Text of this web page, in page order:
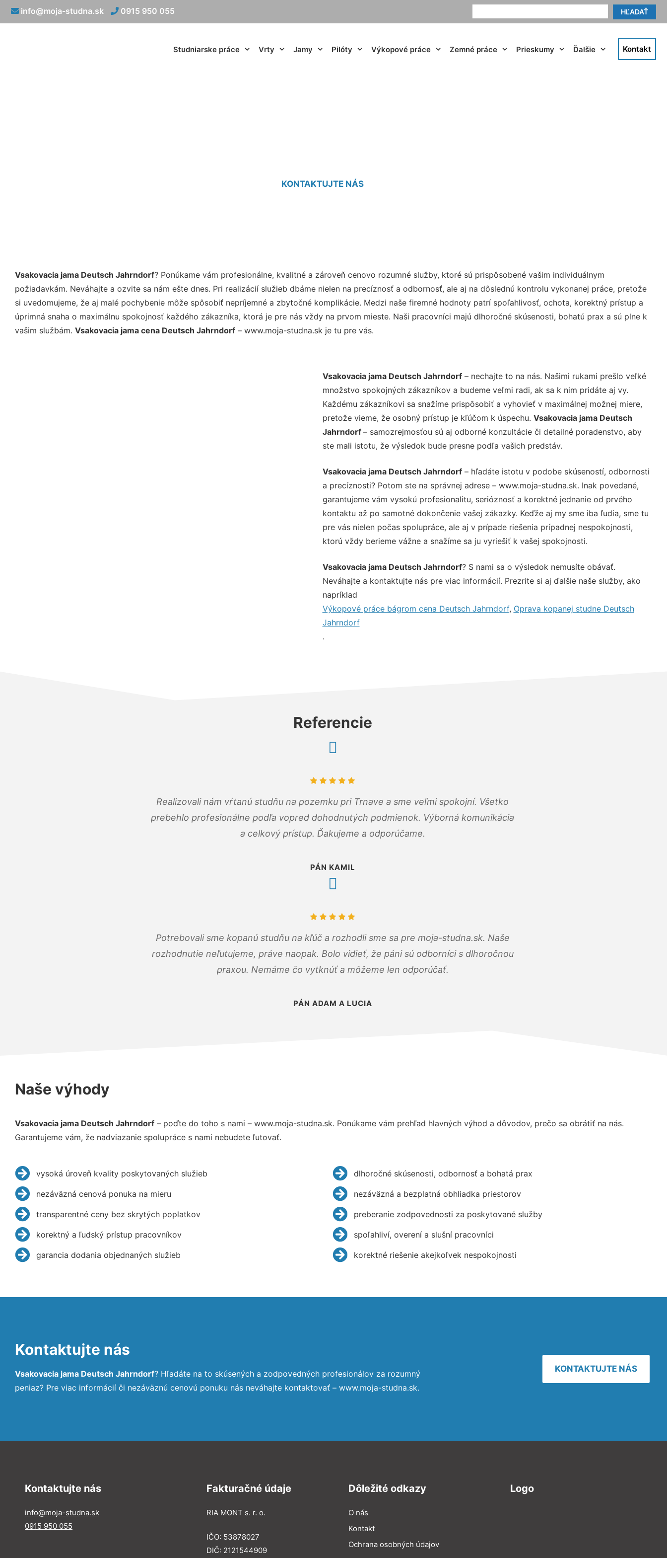
HĽADAŤ
info@moja-studna.sk 0915 950 055
Studniarske práce Vrty Jamy Pilóty Výkopové práce Zemné práce Prieskumy Ďalšie Kontakt
KONTAKTUJTE NÁS
Vsakovacia jama Deutsch Jahrndorf? Ponúkame vám profesionálne, kvalitné a zároveň cenovo rozumné služby, ktoré sú prispôsobené vašim individuálnym
požiadavkám. Neváhajte a ozvite sa nám ešte dnes. Pri realizácií služieb dbáme nielen na precíznosť a odbornosť, ale aj na dôslednú kontrolu vykonanej práce, pretože
si uvedomujeme, že aj malé pochybenie môže spôsobiť nepríjemné a zbytočné komplikácie. Medzi naše firemné hodnoty patrí spoľahlivosť, ochota, korektný prístup a
úprimná snaha o maximálnu spokojnosť každého zákazníka, ktorá je pre nás vždy na prvom mieste. Naši pracovníci majú dlhoročné skúsenosti, bohatú prax a sú plne k
vašim službám. Vsakovacia jama cena Deutsch Jahrndorf – www.moja-studna.sk je tu pre vás.
Vsakovacia jama Deutsch Jahrndorf– nechajte to na nás. Našimi rukami prešlo veľké
množstvo spokojných zákazníkov a budeme veľmi radi, ak sa k nim pridáte aj vy.
Každému zákazníkovi sa snažíme prispôsobiť a vyhovieť v maximálnej možnej miere,
pretože vieme, že osobný prístup je kľúčom k úspechu. Vsakovacia jama Deutsch
Jahrndorf – samozrejmosťou sú aj odborné konzultácie či detailné poradenstvo, aby
ste mali istotu, že výsledok bude presne podľa vašich predstáv.
Vsakovacia jama Deutsch Jahrndorf– hľadáte istotu v podobe skúseností, odbornosti
a precíznosti? Potom ste na správnej adrese – www.moja-studna.sk. Inak povedané,
garantujeme vám vysokú profesionalitu, serióznosť a korektné jednanie od prvého
kontaktu až po samotné dokončenie vašej zákazky. Keďže aj my sme iba ľudia, sme tu
pre vás nielen počas spolupráce, ale aj v prípade riešenia prípadnej nespokojnosti,
ktorú vždy berieme vážne a snažíme sa ju vyriešiť k vašej spokojnosti.
Vsakovacia jama Deutsch Jahrndorf? S nami sa o výsledok nemusíte obávať.
Neváhajte a kontaktujte nás pre viac informácií. Prezrite si aj ďalšie naše služby, ako
napríklad
Výkopové práce bágrom cena Deutsch Jahrndorf, Oprava kopanej studne Deutsch
Jahrndorf
.
Referencie
Realizovali nám vŕtanú studňu na pozemku pri Trnave a sme veľmi spokojní. Všetko
prebehlo profesionálne podľa vopred dohodnutých podmienok. Výborná komunikácia
a celkový prístup. Ďakujeme a odporúčame.
PÁN KAMIL
Potrebovali sme kopanú studňu na kľúč a rozhodli sme sa pre moja-studna.sk. Naše
rozhodnutie neľutujeme, práve naopak. Bolo vidieť, že páni sú odborníci s dlhoročnou
praxou. Nemáme čo vytknúť a môžeme len odporúčať.
PÁN ADAM A LUCIA
Naše výhody
Vsakovacia jama Deutsch Jahrndorf – poďte do toho s nami – www.moja-studna.sk. Ponúkame vám prehľad hlavných výhod a dôvodov, prečo sa obrátiť na nás.
Garantujeme vám, že nadviazanie spolupráce s nami nebudete ľutovať.
vysoká úroveň kvality poskytovaných služieb
nezáväzná cenová ponuka na mieru
transparentné ceny bez skrytých poplatkov
korektný a ľudský prístup pracovníkov
garancia dodania objednaných služieb
dlhoročné skúsenosti, odbornosť a bohatá prax
nezáväzná a bezplatná obhliadka priestorov
preberanie zodpovednosti za poskytované služby
spoľahliví, overení a slušní pracovníci
korektné riešenie akejkoľvek nespokojnosti
Kontaktujte nás
Vsakovacia jama Deutsch Jahrndorf? Hľadáte na to skúsených a zodpovedných profesionálov za rozumný
peniaz? Pre viac informácií či nezáväznú cenovú ponuku nás neváhajte kontaktovať – www.moja-studna.sk.
KONTAKTUJTE NÁS
Kontaktujte nás
info@moja-studna.sk
0915 950 055
Fakturačné údaje
RIA MONT s. r. o.
IČO: 53878027
DIČ: 2121544909
Dôležité odkazy
O nás
Kontakt
Ochrana osobných údajov
Logo